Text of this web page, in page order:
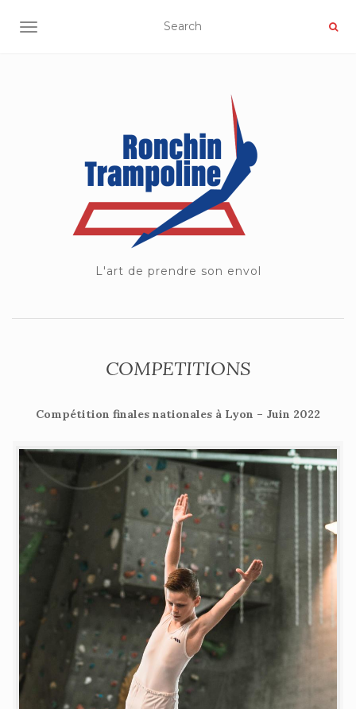
OUVRIR/FERMER LA NAVIGATION
L'art de prendre son envol
COMPETITIONS
Compétition finales nationales à Lyon – Juin 2022